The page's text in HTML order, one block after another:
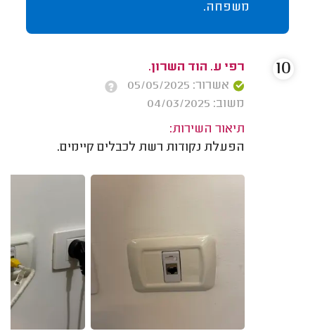
משפחה.
רפי ע. הוד השרון.
אשרור: 05/05/2025
משוב: 04/03/2025
תיאור השירות:
הפעלת נקודות רשת לכבלים קיימים.
10